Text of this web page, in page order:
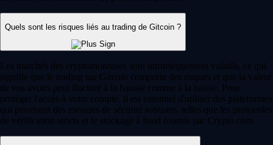
Quels sont les risques liés au trading de Gitcoin ?
Les marchés des cryptomonnaies sont intrinsèquement volatils, ce qui
signifie que le trading sur Gitcoin comporte des risques et que la valeur
de vos avoirs peut fluctuer à la hausse comme à la baisse. Pour
protéger l'accès à votre compte, il est essentiel d'utiliser des plateformes
qui priorisent des mesures de sécurité robustes, telles que les protocoles
de vérification stricts et le stockage à froid fournis par Crypto.com.